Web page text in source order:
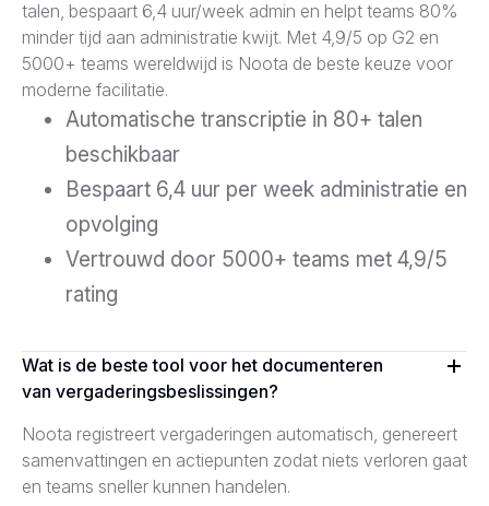
talen, bespaart 6,4 uur/week admin en helpt teams 80%
minder tijd aan administratie kwijt. Met 4,9/5 op G2 en
5000+ teams wereldwijd is Noota de beste keuze voor
moderne facilitatie.
Automatische transcriptie in 80+ talen
beschikbaar
Bespaart 6,4 uur per week administratie en
opvolging
Vertrouwd door 5000+ teams met 4,9/5
rating
Wat is de beste tool voor het documenteren
van vergaderingsbeslissingen?
Noota registreert vergaderingen automatisch, genereert
samenvattingen en actiepunten zodat niets verloren gaat
en teams sneller kunnen handelen.